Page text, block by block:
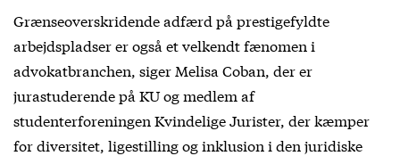
Grænseoverskridende adfærd på prestigefyldte
arbejdspladser er også et velkendt fænomen i
advokatbranchen, siger Melisa Coban, der er
jurastuderende på KU og medlem af
studenterforeningen Kvindelige Jurister, der kæmper
for diversitet, ligestilling og inklusion i den juridiske